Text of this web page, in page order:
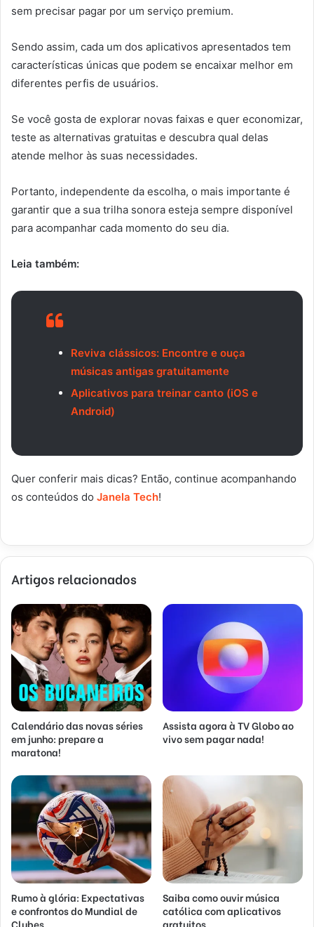
sem precisar pagar por um serviço premium.
Sendo assim, cada um dos aplicativos apresentados tem
características únicas que podem se encaixar melhor em
diferentes perfis de usuários.
Se você gosta de explorar novas faixas e quer economizar,
teste as alternativas gratuitas e descubra qual delas
atende melhor às suas necessidades.
Portanto, independente da escolha, o mais importante é
garantir que a sua trilha sonora esteja sempre disponível
para acompanhar cada momento do seu dia.
Leia também:
Reviva clássicos: Encontre e ouça
músicas antigas gratuitamente
Aplicativos para treinar canto (iOS e
Android)
Quer conferir mais dicas? Então, continue acompanhando
os conteúdos do Janela Tech!
Artigos relacionados
Calendário das novas séries
em junho: prepare a
maratona!
Assista agora à TV Globo ao
vivo sem pagar nada!
Rumo à glória: Expectativas
e confrontos do Mundial de
Clubes
Saiba como ouvir música
católica com aplicativos
gratuitos